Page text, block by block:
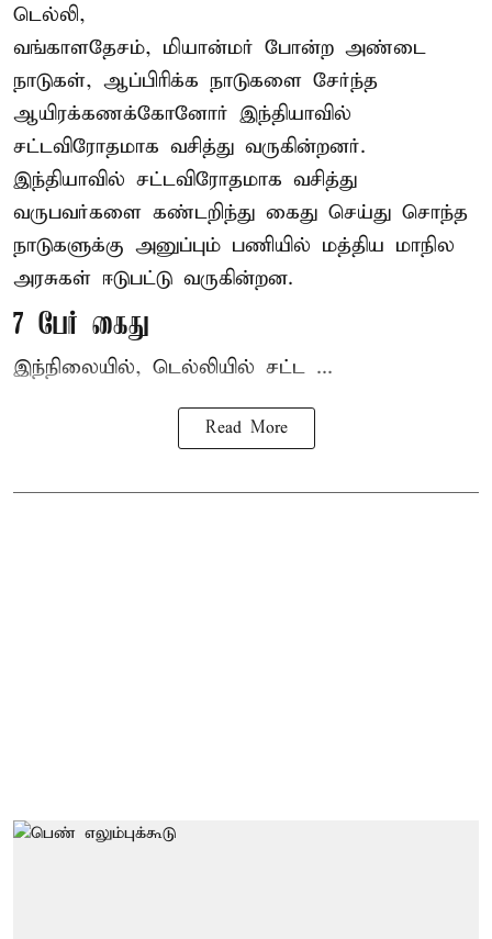
டெல்லி,
வங்காளதேசம், மியான்மர் போன்ற அண்டை
நாடுகள், ஆப்பிரிக்க நாடுகளை சேர்ந்த
ஆயிரக்கணக்கோனோர் இந்தியாவில்
சட்டவிரோதமாக வசித்து வருகின்றனர்.
இந்தியாவில் சட்டவிரோதமாக வசித்து
வருபவர்களை கண்டறிந்து கைது செய்து சொந்த
நாடுகளுக்கு அனுப்பும் பணியில் மத்திய மாநில
அரசுகள் ஈடுபட்டு வருகின்றன.
7 பேர் கைது
இந்நிலையில், டெல்லியில் சட்ட ...
Read More